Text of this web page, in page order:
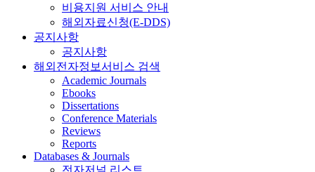
비용지원 서비스 안내
해외자료신청(E-DDS)
공지사항
공지사항
해외전자정보서비스 검색
Academic Journals
Ebooks
Dissertations
Conference Materials
Reviews
Reports
Databases & Journals